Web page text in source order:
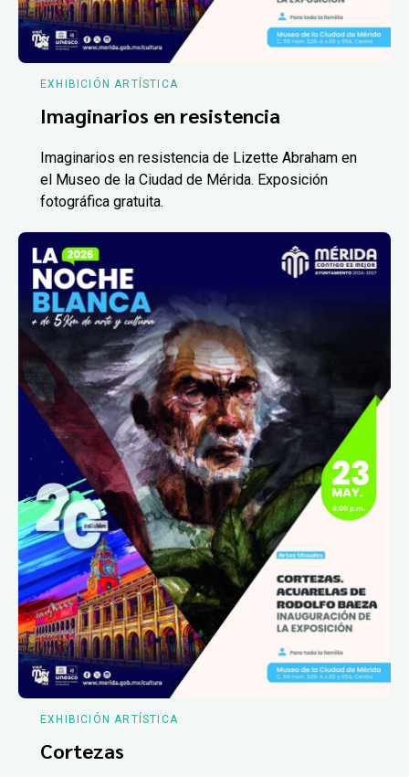
EXHIBICIÓN ARTÍSTICA
Imaginarios en resistencia
Imaginarios en resistencia de Lizette Abraham en
el Museo de la Ciudad de Mérida. Exposición
fotográfica gratuita.
EXHIBICIÓN ARTÍSTICA
Cortezas